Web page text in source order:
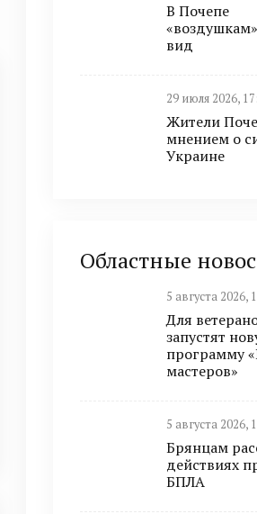
В Почепе
вид
29 июля 2026,
Жители
мнением о
Украине
Областные
5 августа 2026,
Для
запустят
программу
мастеров»
5 августа 2026,
Брянцам
действиях
БПЛА